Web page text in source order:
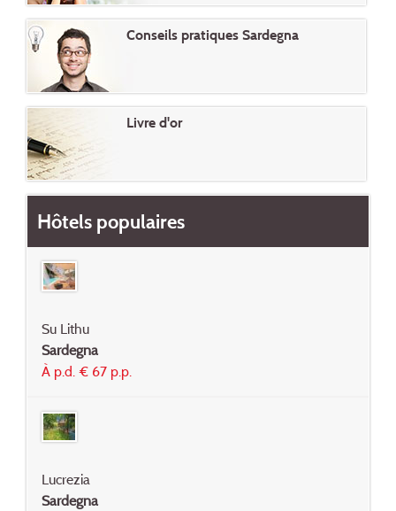
Conseils pratiques Sardegna
Livre d'or
Hôtels populaires
Su Lithu
Sardegna
À p.d. € 67 p.p.
Lucrezia
Sardegna